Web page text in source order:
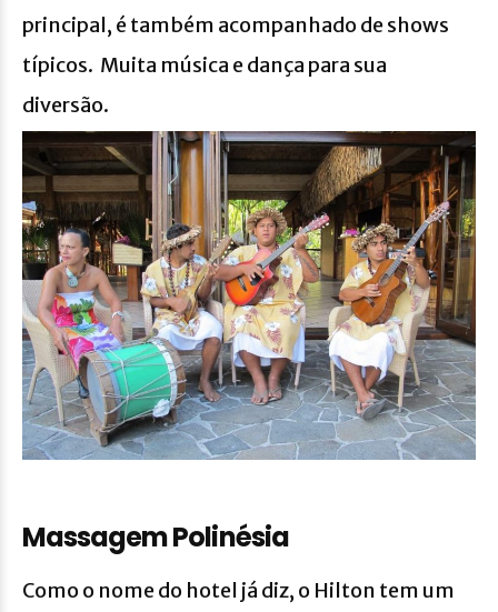
principal, é também acompanhado de shows
típicos. Muita música e dança para sua
diversão.
Massagem Polinésia
Como o nome do hotel já diz, o Hilton tem um